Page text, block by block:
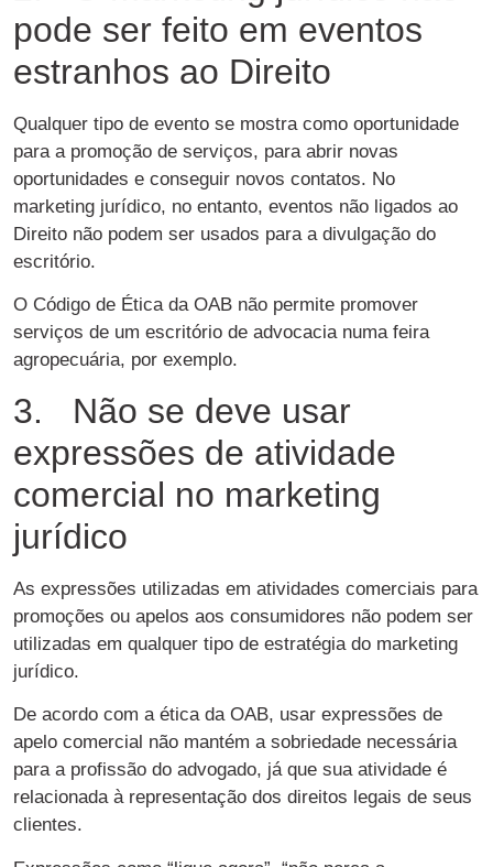
pode ser feito em eventos
estranhos ao Direito
Qualquer tipo de evento se mostra como oportunidade
para a promoção de serviços, para abrir novas
oportunidades e conseguir novos contatos. No
marketing jurídico, no entanto, eventos não ligados ao
Direito não podem ser usados para a divulgação do
escritório.
O Código de Ética da OAB não permite promover
serviços de um escritório de advocacia numa feira
agropecuária, por exemplo.
3. Não se deve usar
expressões de atividade
comercial no marketing
jurídico
As expressões utilizadas em atividades comerciais para
promoções ou apelos aos consumidores não podem ser
utilizadas em qualquer tipo de estratégia do marketing
jurídico.
De acordo com a ética da OAB, usar expressões de
apelo comercial não mantém a sobriedade necessária
para a profissão do advogado, já que sua atividade é
relacionada à representação dos direitos legais de seus
clientes.